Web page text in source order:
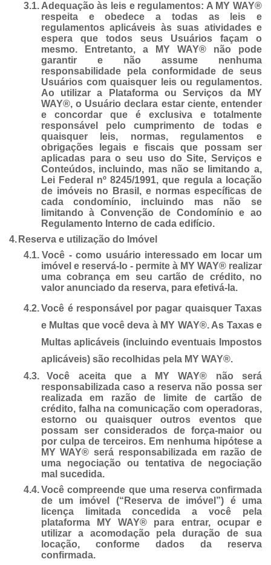
3.1. Adequação às leis e regulamentos: A MY WAY®
respeita e obedece a todas as leis e
regulamentos aplicáveis às suas atividades e
espera que todos seus Usuários façam o
mesmo. Entretanto, a MY WAY® não pode
garantir e não assume nenhuma
responsabilidade pela conformidade de seus
Usuários com quaisquer leis ou regulamentos.
Ao utilizar a Plataforma ou Serviços da MY
WAY®, o Usuário declara estar ciente, entender
e concordar que é exclusiva e totalmente
responsável pelo cumprimento de todas e
quaisquer leis, normas, regulamentos e
obrigações legais e fiscais que possam ser
aplicadas para o seu uso do Site, Serviços e
Conteúdos, incluindo, mas não se limitando a,
Lei Federal nº 8245/1991, que regula a locação
de imóveis no Brasil, e normas específicas de
cada condomínio, incluindo mas não se
limitando à Convenção de Condomínio e ao
Regulamento Interno de cada edifício.
4. Reserva e utilização do Imóvel
4.1. Você - como usuário interessado em locar um
imóvel e reservá-lo - permite à MY WAY® realizar
uma cobrança em seu cartão de crédito, no
valor anunciado da reserva, para efetivá-la.
4.2.Você é responsável por pagar quaisquer Taxas
e Multas que você deva à MY WAY®. As Taxas e
Multas aplicáveis (incluindo eventuais Impostos
aplicáveis) são recolhidas pela MY WAY®.
4.3.
Você aceita que a MY WAY® não será
responsabilizada caso a reserva não possa ser
realizada em razão de limite de cartão de
crédito, falha na comunicação com operadoras,
estorno ou quaisquer outros eventos que
possam ser considerados de força-maior ou
por culpa de terceiros. Em nenhuma hipótese a
MY WAY® será responsabilizada em razão de
uma negociação ou tentativa de negociação
mal sucedida.
4.4.Você compreende que uma reserva confirmada
de um imóvel (“Reserva de imóvel”) é uma
licença limitada concedida a você pela
plataforma MY WAY® para entrar, ocupar e
utilizar a acomodação pela duração de sua
locação, conforme dados da reserva
confirmada.